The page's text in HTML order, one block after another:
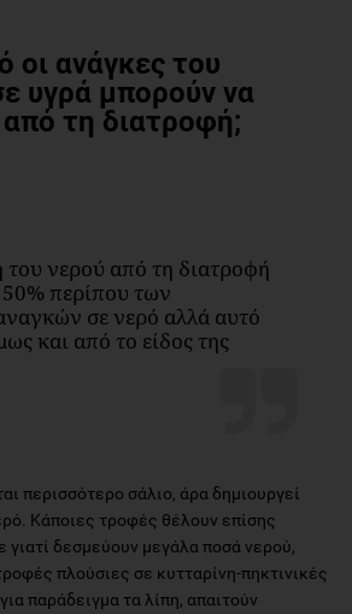
οι ανάγκες του
υγρά μπορούν να
τη διατροφή;
νερού από τη διατροφή
περίπου των
σε νερό αλλά αυτό
και από το είδος της
περισσότερο σάλιο, άρα δημιουργεί
Κάποιες τροφές θέλουν επίσης
γιατί δεσμεύουν μεγάλα ποσά νερού,
πλούσιες σε κυτταρίνη-πηκτινικές
παράδειγμα τα λίπη, απαιτούν